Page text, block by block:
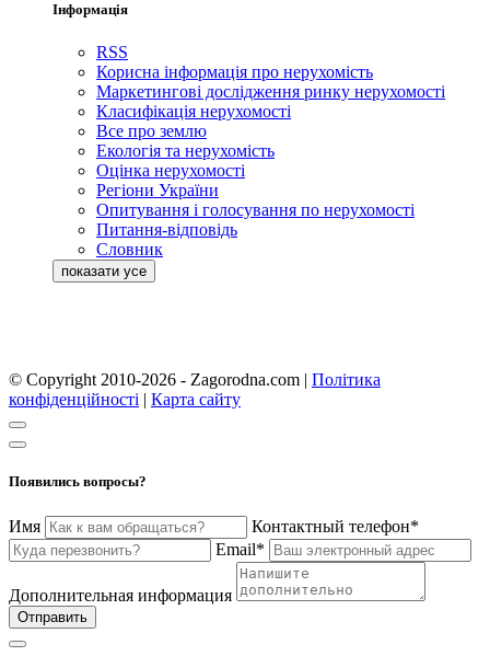
Інформація
RSS
Корисна інформація про нерухомість
Маркетингові дослідження ринку нерухомості
Класифікація нерухомості
Все про землю
Екологія та нерухомість
Оцінка нерухомості
Регіони України
Опитування і голосування по нерухомості
Питання-відповідь
Словник
© Copyright 2010-2026 - Zagorodna.com | Політика
конфіденційності | Карта сайту
Появились вопросы?
Имя
Контактный телефон*
Email*
Дополнительная информация
Отправить